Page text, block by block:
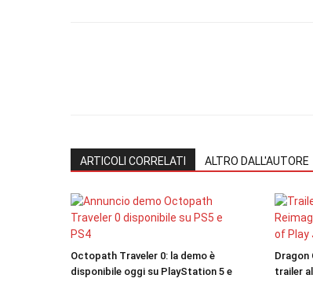
ARTICOLI CORRELATI ALTRO DALL'AUTORE
Octopath Traveler 0: la demo è
disponibile oggi su PlayStation 5 e
Dragon
trailer